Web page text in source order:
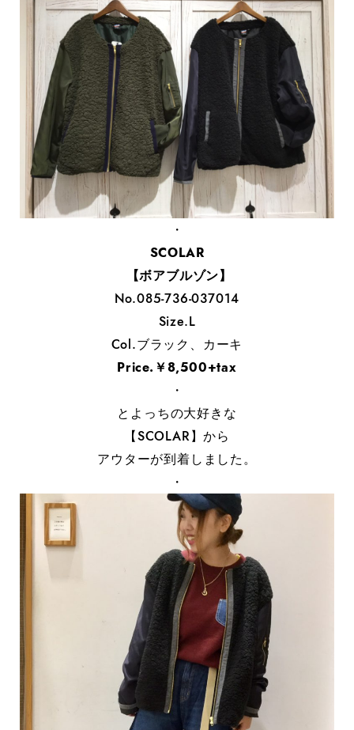
・
SCOLAR
【ボアブルゾン】
No.085-736-037014
Size.L
Col.ブラック、カーキ
Price.￥8,500+tax
・
とよっちの大好きな
【SCOLAR】から
アウターが到着しました。
・